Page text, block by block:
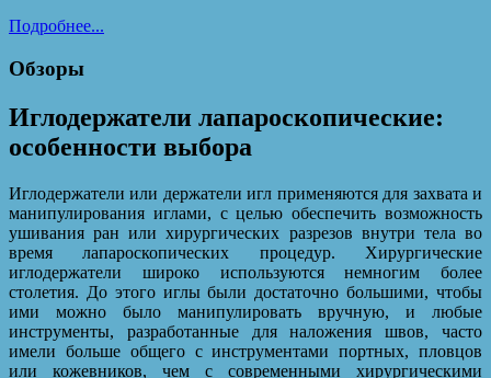
Подробнее...
Обзоры
Иглодержатели лапароскопические:
особенности выбора
Иглодержатели или держатели игл применяются для захвата и
манипулирования иглами, с целью обеспечить возможность
ушивания ран или хирургических разрезов внутри тела во
время лапароскопических процедур. Хирургические
иглодержатели широко используются немногим более
столетия. До этого иглы были достаточно большими, чтобы
ими можно было манипулировать вручную, и любые
инструменты, разработанные для наложения швов, часто
имели больше общего с инструментами портных, пловцов
или кожевников, чем с современными хирургическими